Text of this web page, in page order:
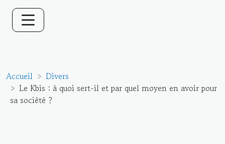
Accueil
Divers
Le Kbis : à quoi sert-il et par quel moyen en avoir pour
sa société ?